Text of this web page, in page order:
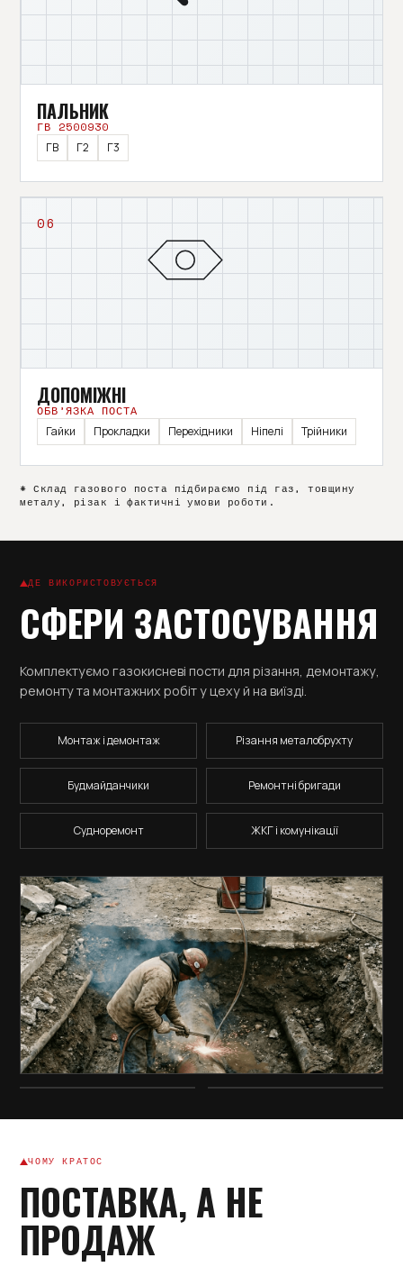
ПАЛЬНИК
ГВ 2500930
ГВ
Г2 Г3
06
ДОПОМІЖНІ
ОБВ’ЯЗКА ПОСТА
Гайки
Прокладки Перехідники Ніпелі Трійники
* Склад газового поста підбираємо під газ, товщину
металу, різак і фактичні умови роботи.
ДЕ ВИКОРИСТОВУЄТЬСЯ
СФЕРИ ЗАСТОСУВАННЯ
Комплектуємо газокисневі пости для різання, демонтажу,
ремонту та монтажних робіт у цеху й на виїзді.
Монтаж і демонтаж Різання металобрухту
Будмайданчики Ремонтні бригади
Судноремонт ЖКГ і комунікації
ЧОМУ КРАТОС
ПОСТАВКА, А НЕ
ПРОДАЖ